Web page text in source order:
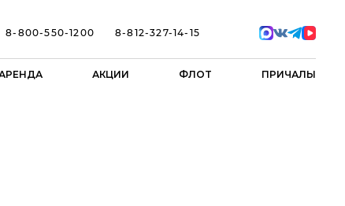
8-800-550-1200 8-812-327-14-15
АКЦИИ ФЛОТ ПРИЧАЛЫ